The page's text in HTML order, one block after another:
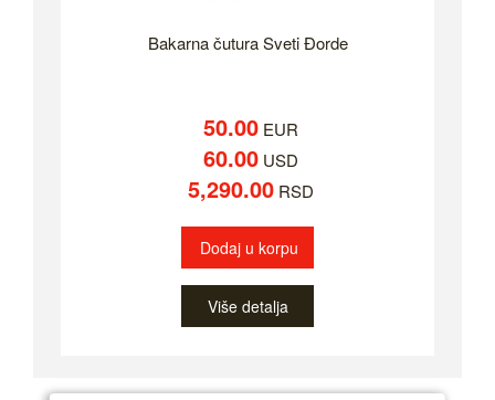
Bakarna čutura Sveti Đorde
50.00EUR
60.00USD
5,290.00RSD
Dodaj u korpu
Više detalja